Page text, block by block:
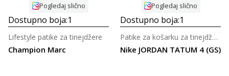
Pogledaj slično
Dostupno boja:1
Champion Marc
Lifestyle patike za tinejdžere
Pogledaj slično
Dostupno boja:1
Nike JORDAN TATUM 4 (GS)
Patike za košarku za tinejdžere